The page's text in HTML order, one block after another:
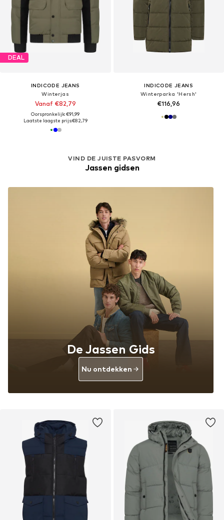
DEAL
INDICODE JEANS
Winterjas
Vanaf €82,79
Oorspronkelijk: €91,99
Laatste laagste prijs:€82,79
INDICODE JEANS
Winterparka 'Hersh'
€116,96
VIND DE JUISTE PASVORM
Jassen gidsen
De Jassen Gids
Nu ontdekken